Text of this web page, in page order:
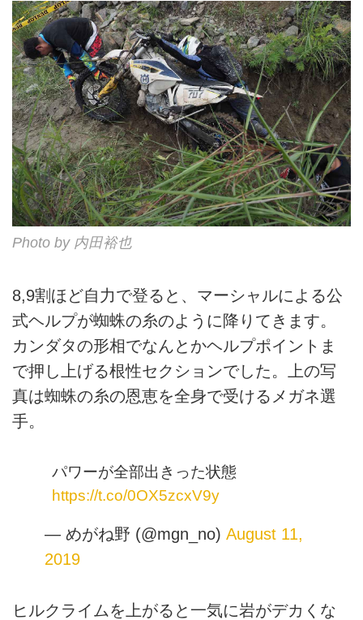
Photo by 内田裕也
8,9割ほど自力で登ると、マーシャルによる公
式ヘルプが蜘蛛の糸のように降りてきます。
カンダタの形相でなんとかヘルプポイントま
で押し上げる根性セクションでした。上の写
真は蜘蛛の糸の恩恵を全身で受けるメガネ選
手。
パワーが全部出きった状態
https://t.co/0OX5zcxV9y
— めがね野 (@mgn_no) August 11,
2019
ヒルクライムを上がると一気に岩がデカくな